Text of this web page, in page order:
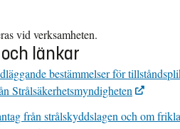
vid verksamheten.
länkar
bestämmelser för
Strålsäkerhetsmyndigheten
från strålskyddslagen och om